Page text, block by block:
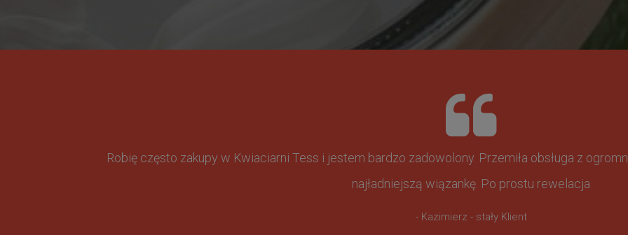
Robię często zakupy w Kwiaciarni Tess i jestem bardzo zadowolony. Przemiła obsługa z
najładniejszą wiązankę. Po prostu rewelacja
- Kazimierz - stały Klient